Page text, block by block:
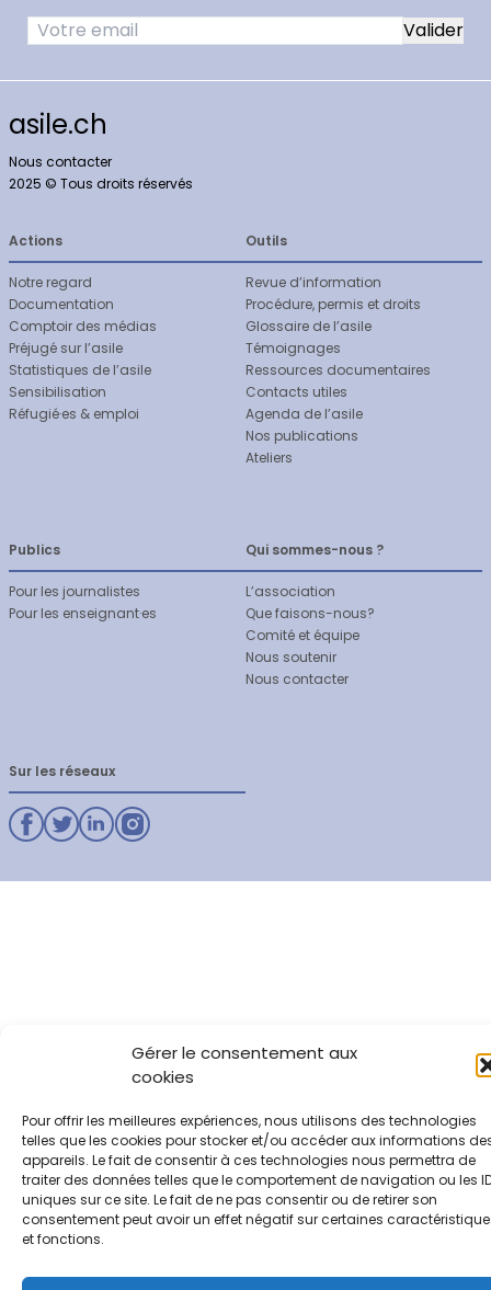
Gérer le consentement aux
cookies
Pour offrir les meilleures expériences, nous utilisons des technologies
telles que les cookies pour stocker et/ou accéder aux informations
appareils. Le fait de consentir à ces technologies nous permettra de
traiter des données telles que le comportement de navigation ou les
uniques sur ce site. Le fait de ne pas consentir ou de retirer son
consentement peut avoir un effet négatif sur certaines
et fonctions.
asile.ch
Nous contacter
2025 © Tous droits réservés
Actions
Notre regard
Documentation
Comptoir des médias
Préjugé sur l’asile
Statistiques de l’asile
Sensibilisation
Réfugié·es & emploi
Outils
Revue d’information
Procédure, permis et droits
Glossaire de l’asile
Témoignages
Ressources documentaires
Contacts utiles
Agenda de l’asile
Nos publications
Ateliers
Publics
Pour les journalistes
Pour les enseignant·es
Qui sommes-nous ?
L’association
Que faisons-nous?
Comité et équipe
Nous soutenir
Nous contacter
Sur les réseaux